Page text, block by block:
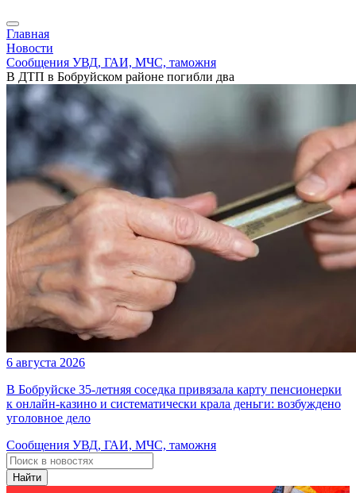
Главная
Новости
Сообщения УВД, ГАИ, МЧС, таможня
В ДТП в Бобруйском районе погибли два
6 августа 2026
В Бобруйске 35-летняя соседка привязала карту пенсионерки
к онлайн-казино и систематически крала деньги: возбуждено
уголовное дело
Сообщения УВД, ГАИ, МЧС, таможня
Найти